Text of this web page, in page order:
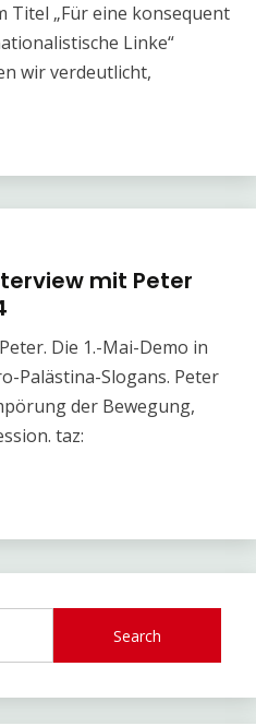
Titel „Für eine konsequent
Linke“
wir verdeutlicht,
mit Peter
Die 1.-Mai-Demo in
Palästina-Slogans. Peter
der Bewegung,
taz:
Search